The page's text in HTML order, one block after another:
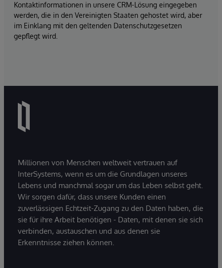
Kontaktinformationen in unsere CRM-Lösung eingegeben
werden, die in den Vereinigten Staaten gehostet wird, aber
im Einklang mit den geltenden Datenschutzgesetzen
gepflegt wird.
Millionen von Menschen weltweit vertrauen auf
InterSystems, wenn es um die Grundlagen unseres
Lebens und manchmal sogar um das Leben selbst geht.
Wir sorgen dafür, dass unsere Kunden einen
zuverlässigen Echtzeit-Zugang zu den Daten haben, die
sie für ihre Arbeit benötigen - Daten, mit denen sie sich
verbinden, austauschen und aus denen sie
Erkenntnisse ziehen können.